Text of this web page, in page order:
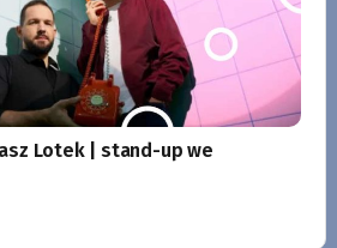
Lotek | stand-up we